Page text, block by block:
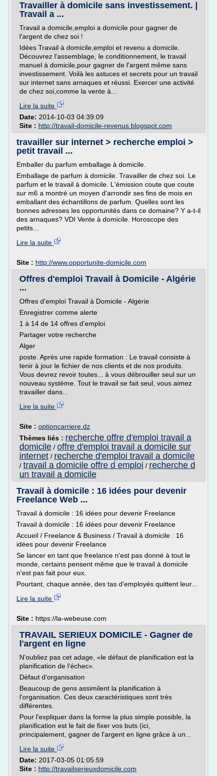
Travailler à domicile sans investissement. |
Travail a ...
Travail a domicile,emploi a domicile pour gagner de
l'argent de chez soi !
Idées Travail à domicile,emploi et revenu a domicile.
Découvrez l'assemblage, le conditionnement, le travail
manuel à domicile,pour gagner de l'argent même sans
investissement. Voilà les astuces et secrets pour un travail
sur internet sans arnaques et réussi. Exercer une activité
de chez soi,comme la vente à...
Lire la suite
Date: 2014-10-03 04:39:09
Site : http://travail-domicile-revenus.blogspot.com
travailler sur internet > recherche emploi >
petit travail ...
Emballer du parfum emballage à domicile.
Emballage de parfum à domicile. Travailler de chez soi. Le
parfum et le travail à domicile. L'émission coute que coute
sur m6 a montré un moyen d'arrondir ses fins de mois en
emballant des échantillons de parfum. Quelles sont les
bonnes adresses les opportunités dans ce domaine? Y a-t-il
des arnaques? VDI Vente à domicile. Horoscope des
petits...
Lire la suite
Site : http://www.opportunite-domicile.com
Offres d'emploi Travail à Domicile - Algérie
...
Offres d'emploi Travail à Domicile - Algérie
Enregistrer comme alerte
1 à 14 de 14 offres d'emploi
Partager votre recherche
Alger
poste. Après une rapide formation : Le travail consiste à
tenir à jour le fichier de nos clients et de nos produits.
Vous devrez revoir toutes... à vous débrouiller seul sur un
nouveau système. Tout le travail se fait seul, vous aimez
travailler dans...
Lire la suite
Site : optioncarriere.dz
Thèmes liés : recherche offre d'emploi travail a
domicile / offre d'emploi travail a domicile sur
internet / recherche d'emploi travail a domicile
/ travail a domicile offre d emploi / recherche d
un travail a domicile
Travail à domicile : 16 idées pour devenir
Freelance Web ...
Travail à domicile : 16 idées pour devenir Freelance
Travail à domicile : 16 idées pour devenir Freelance
Accueil / Freelance & Business / Travail à domicile : 16
idées pour devenir Freelance
Se lancer en tant que freelance n'est pas donné à tout le
monde, certains pensent même que le travail à domicile
n'est pas fait pour eux.
Pourtant, chaque année, des tas d'employés quittent leur...
Lire la suite
Site : https://la-webeuse.com
TRAVAIL SERIEUX DOMICILE - Gagner de
l'argent en ligne
N'oubliez pas cet adage, «le défaut de planification est la
planification de l'échec».
Défaut d'organisation
Beaucoup de gens assimilent la planification à
l'organisation. Ces deux caractéristiques sont très
différentes.
Pour l'expliquer dans la forme la plus simple possible, la
planification est le fait de fixer vos buts (ici,
principalement, gagner de l'argent en ligne grâce à un...
Lire la suite
Date: 2017-03-05 01:05:59
Site : http://travailserieuxdomicile.com